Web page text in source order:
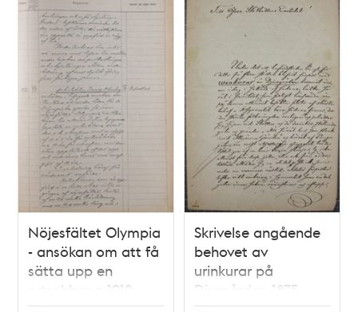
Nöjesfältet Olympia
- ansökan om att få
sätta upp en
rutschbana 1912
Skrivelse angående
behovet av
urinkurar på
Djurgården 1875